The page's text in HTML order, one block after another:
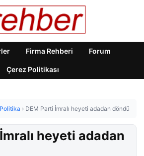
Firma Rehberi Forum
Çerez Politikası
Politika › DEM Parti İmralı heyeti adadan döndü
heyeti adadan